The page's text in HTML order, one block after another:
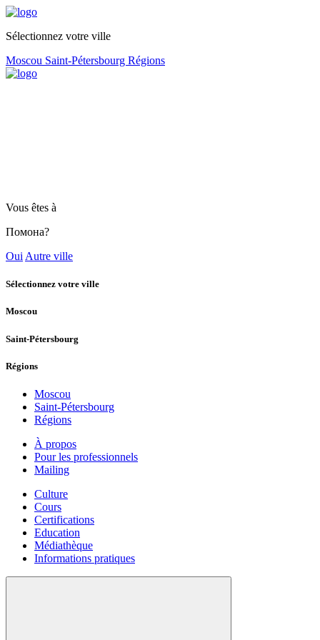
Sélectionnez votre ville
Moscou Saint-Pétersbourg Régions
Vous êtes à
Помона?
Oui Autre ville
Sélectionnez votre ville
Moscou
Saint-Pétersbourg
Régions
Moscou
Saint-Pétersbourg
Régions
À propos
Pour les professionnels
Mailing
Culture
Cours
Certifications
Education
Médiathèque
Informations pratiques